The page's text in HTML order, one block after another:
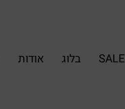
SALE בלוג אודות